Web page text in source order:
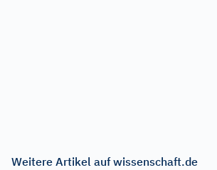
Weitere Artikel auf wissenschaft.de